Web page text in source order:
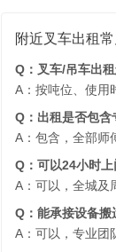
附近叉车出租
Q：叉车/吊车出
A：按吨位、使用
Q：出租是否包含
A：包含，全部师
Q：可以24小时上
A：可以，全城及
Q：能承接设备搬
A：可以，专业团